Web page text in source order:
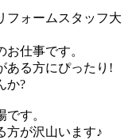
フォームスタッフ大
仕事です。
ある方にぴったり!
か?
す。
方が沢山います♪